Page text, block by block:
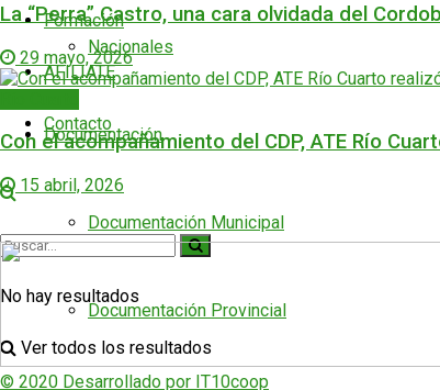
Formación
AFILIATE
Contacto
No hay resultados
Ver todos los resultados
Nacionales
Documentación
Documentación Municipal
Documentación Provincial
La “Perra” Castro, una cara olvidada del
29 mayo, 2026
Con el acompañamiento del CDP, ATE Río
15 abril, 2026
© 2020 Desarrollado por IT10coop